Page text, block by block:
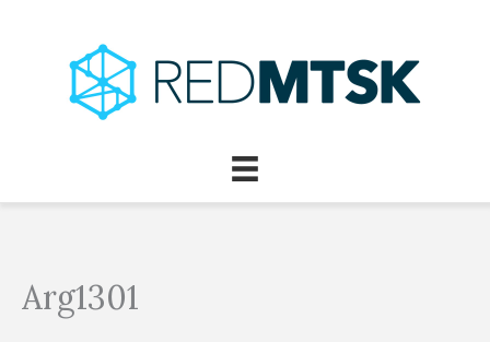
contenido
Arg1301